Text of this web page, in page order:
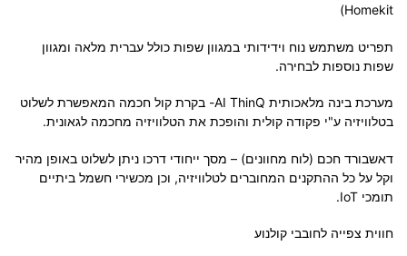
Homekit)
תפריט משתמש נוח וידידותי במגוון שפות כולל עברית מלאה ומגוון
שפות נוספות לבחירה.
מערכת בינה מלאכותית AI ThinQ- בקרת קול חכמה המאפשרת לשלוט
בטלוויזיה ע"י פקודה קולית והופכת את הטלוויזיה מחכמה לגאונית.
דאשבורד חכם (לוח מחוונים) – מסך ייחודי דרכו ניתן לשלוט באופן מהיר
וקל על כל ההתקנים המחוברים לטלוויזיה, וכן מכשירי חשמל ביתיים
תומכי IoT.
חווית צפייה לחובבי קולנוע